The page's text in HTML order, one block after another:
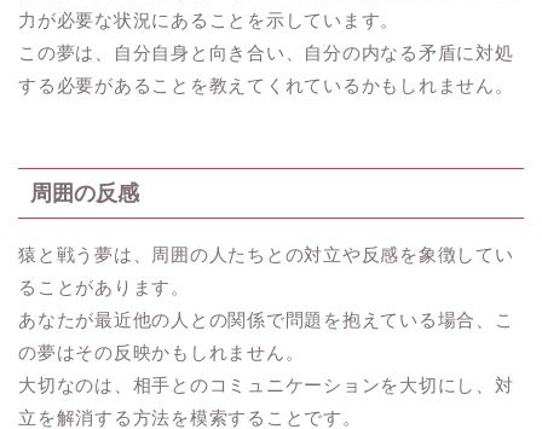
力が必要な状況にあることを示しています。
この夢は、自分自身と向き合い、自分の内なる矛盾に対処
する必要があることを教えてくれているかもしれません。
周囲の反感
猿と戦う夢は、周囲の人たちとの対立や反感を象徴してい
ることがあります。
あなたが最近他の人との関係で問題を抱えている場合、こ
の夢はその反映かもしれません。
大切なのは、相手とのコミュニケーションを大切にし、対
立を解消する方法を模索することです。